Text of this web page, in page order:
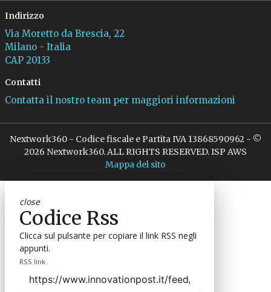
Indirizzo
Via Moretto da Brescia, 22
Milano - Italia
CAP 20133
Contatti
Contatta il nostro team per maggiori informazioni
Nextwork360 - Codice fiscale e Partita IVA 13868590962 - ©
2026 Nextwork360. ALL RIGHTS RESERVED. ISP AWS
Mappa del sito
close
Codice Rss
Clicca sul pulsante per copiare il link RSS negli
appunti.
RSS link